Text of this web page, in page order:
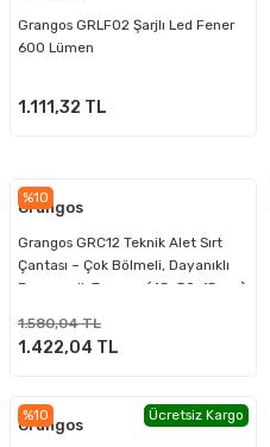
Grangos GRLF02 Şarjlı Led Fener
600 Lümen
1.111,32 TL
%10
Grangos
Grangos GRC12 Teknik Alet Sırt
Çantası – Çok Bölmeli, Dayanıklı
Ergonomik Tasarım (45x30x15 cm)
1.580,04 TL
1.422,04 TL
%10 Ücretsiz Kargo
Grangos